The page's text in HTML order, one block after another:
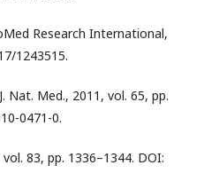
Research International,
1243515.
Nat. Med., 2011, vol. 65, pp.
0471-0.
83, pp. 1336–1344. DOI: